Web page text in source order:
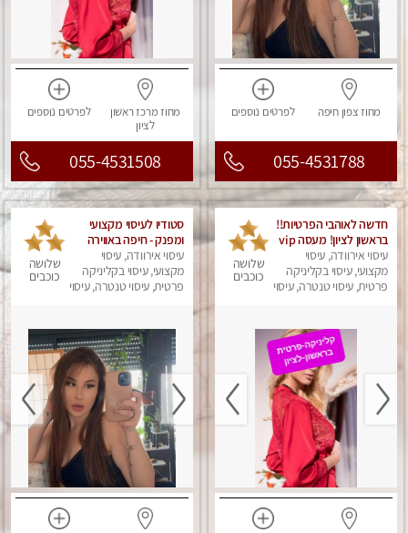
מחוז צפוןחיפה לפרטים נוספים
055-4531788
מחוז מרכזראשון
לציון
לפרטים נוספים
055-4531508
חדשה לאוהבי הפרטיות!!
בראשון לציון! מעסה vip
מפנקת בקליניקה פרטית
לחלוטין!!! לבד! לרציניים
בלבד! מומלץ!
עיסוי אירוודה, עיסוי
מקצועי, עיסוי בקליניקה
פרטית, עיסוי טנטרה, עיסוי
שלושה
כוכבים
סטודיו לעיסוי מקצועי
ומפנק - חיפה באווירה
נעימה ושקטה
עיסוי אירוודה, עיסוי
מקצועי, עיסוי בקליניקה
פרטית, עיסוי טנטרה, עיסוי
שלושה
כוכבים